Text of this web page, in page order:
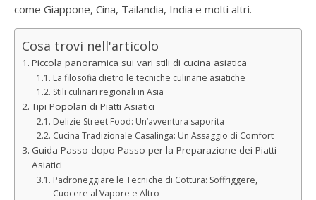
come Giappone, Cina, Tailandia, India e molti altri.
Cosa trovi nell'articolo
Piccola panoramica sui vari stili di cucina asiatica
La filosofia dietro le tecniche culinarie asiatiche
Stili culinari regionali in Asia
Tipi Popolari di Piatti Asiatici
Delizie Street Food: Un’avventura saporita
Cucina Tradizionale Casalinga: Un Assaggio di Comfort
Guida Passo dopo Passo per la Preparazione dei Piatti
Asiatici
Padroneggiare le Tecniche di Cottura: Soffriggere,
Cuocere al Vapore e Altro